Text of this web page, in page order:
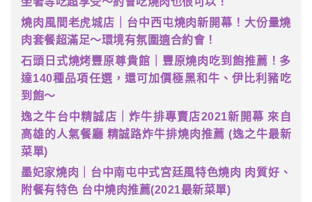
燒肉風間老虎城店｜台中西屯燒肉新開幕！大份量燒
肉套餐超滿足～環境有氛圍適合約會！
石頭日式燒烤豐原尊貴館｜豐原燒肉吃到飽推薦！多
達140種品項任選，還可加價極黑和牛、伊比利豬吃
到飽～
逸之牛台中精誠店｜炸牛排專賣店2021新開幕 來自
高雄的人氣餐廳 精誠路炸牛排燒肉推薦 (逸之牛最新
菜單)
墨妃家燒肉｜台中南屯中式宮廷風特色燒肉 肉質好、
附餐有特色 台中燒肉推薦(2021最新菜單)